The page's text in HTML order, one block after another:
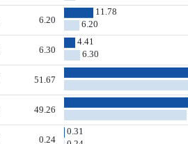
6.20
11.78
6.20
6.30
4.41
6.30
51.67
49.26
0.24
0.31